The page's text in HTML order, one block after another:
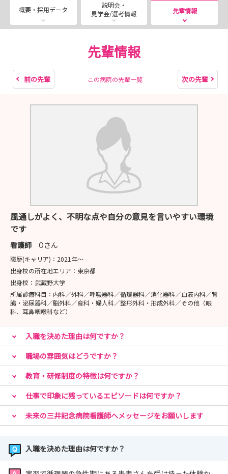
【第4回】5月24日（日）／〆切：5月1日（金）
【第5回】6月21日（日）／〆切：5月29日（金）
【第7回】7月26日（日）／〆切：7月3日（金）
※〆切は、「応募書類の必着、適性検査の受検」を含め
た、〆切日となります！
概要・採用データ
説明会・
見学会/選考情報
先輩情報
先輩情報
前の先輩 この病院の先輩一覧 次の先輩
風通しがよく、不明な点や自分の意見を言いやすい環境
です
看護師 Oさん
職歴(キャリア)： 2021年〜
出身校の所在地エリア： 東京都
出身校： 武蔵野大学
所属診療科目： 内科／外科／呼吸器科／循環器科／消化器科／血液内科／腎
臓・泌尿器科／脳外科／産科・婦人科／整形外科・形成外科／その他（眼
科、耳鼻咽喉科など）
入職を決めた理由は何ですか？
職場の雰囲気はどうですか？
教育・研修制度の特徴は何ですか？
仕事で印象に残っているエピソードは何ですか？
未来の三井記念病院看護師へメッセージをお願いします
入職を決めた理由は何ですか？